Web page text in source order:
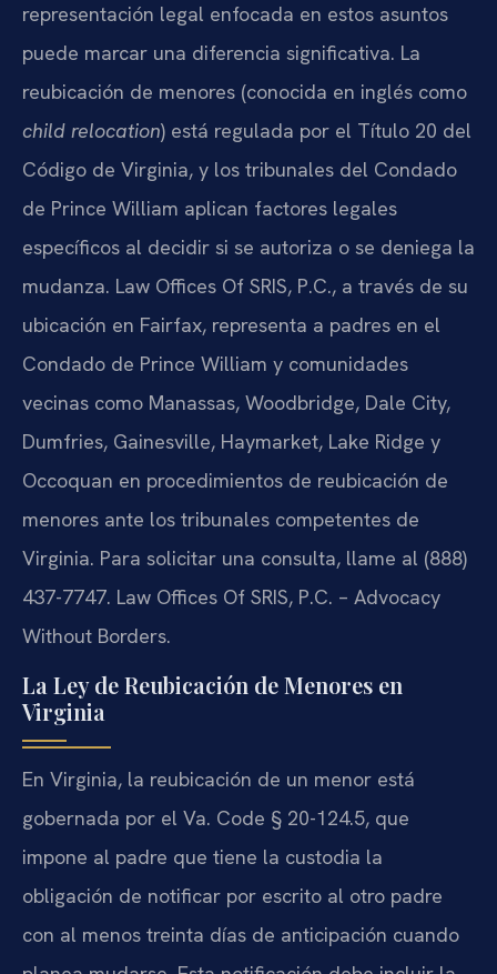
representación legal enfocada en estos asuntos
puede marcar una diferencia significativa. La
reubicación de menores (conocida en inglés como
child relocation) está regulada por el Título 20 del
Código de Virginia, y los tribunales del Condado
de Prince William aplican factores legales
específicos al decidir si se autoriza o se deniega la
mudanza. Law Offices Of SRIS, P.C., a través de su
ubicación en Fairfax, representa a padres en el
Condado de Prince William y comunidades
vecinas como Manassas, Woodbridge, Dale City,
Dumfries, Gainesville, Haymarket, Lake Ridge y
Occoquan en procedimientos de reubicación de
menores ante los tribunales competentes de
Virginia. Para solicitar una consulta, llame al (888)
437-7747. Law Offices Of SRIS, P.C. – Advocacy
Without Borders.
La Ley de Reubicación de Menores en
Virginia
En Virginia, la reubicación de un menor está
gobernada por el Va. Code § 20-124.5, que
impone al padre que tiene la custodia la
obligación de notificar por escrito al otro padre
con al menos treinta días de anticipación cuando